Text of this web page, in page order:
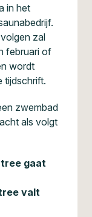
in het
zal
februari of
wordt
tijdschrift.
zwembad
als volgt
gaat
valt